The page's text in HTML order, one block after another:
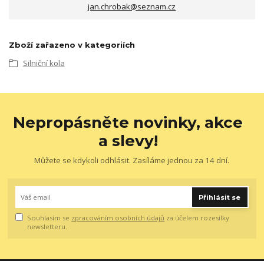
jan.chrobak@seznam.cz
Zboží zařazeno v kategoriích
Silniční kola
Nepropásněte novinky, akce
a slevy!
Můžete se kdykoli odhlásit. Zasíláme jednou za 14 dní.
Přihlásit se
Souhlasím se zpracováním osobních údajů za účelem rozesílky
newsletteru.